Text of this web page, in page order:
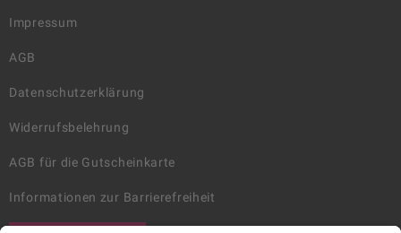
Impressum
AGB
Datenschutzerklärung
Widerrufsbelehrung
AGB für die Gutscheinkarte
Informationen zur Barrierefreiheit